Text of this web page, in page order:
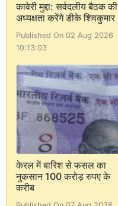
कावेरी मुद्दा: सर्वदलीय बैठक की
अध्यक्षता करेंगे डीके शिवकुमार
Published On 02 Aug 2026
10:13:03
केरल में बारिश से फसल का
नुकसान 100 करोड़ रुपए के
करीब